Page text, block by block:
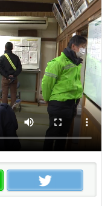
この動画をLINEで送る